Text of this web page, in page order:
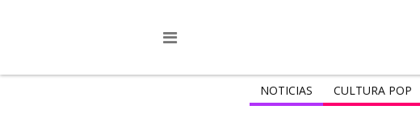
NOTICIAS CULTURA POP